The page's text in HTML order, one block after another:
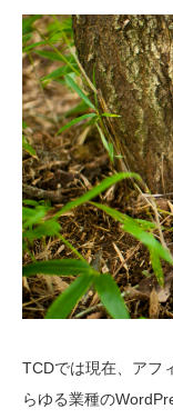
TCDでは現在、アフ
らゆる業種の